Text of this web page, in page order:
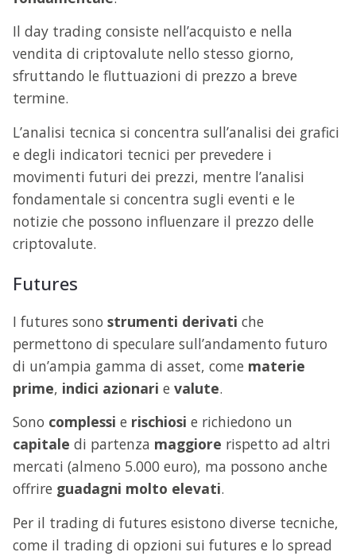
Il day trading consiste nell’acquisto e nella
vendita di criptovalute nello stesso giorno,
sfruttando le fluttuazioni di prezzo a breve
termine.
L’analisi tecnica si concentra sull’analisi dei grafici
e degli indicatori tecnici per prevedere i
movimenti futuri dei prezzi, mentre l’analisi
fondamentale si concentra sugli eventi e le
notizie che possono influenzare il prezzo delle
criptovalute.
Futures
I futures sono strumenti derivati che
permettono di speculare sull’andamento futuro
di un’ampia gamma di asset, come materie
prime, indici azionari e valute.
Sono complessi e rischiosi e richiedono un
capitale di partenza maggiore rispetto ad altri
mercati (almeno 5.000 euro), ma possono anche
offrire guadagni molto elevati.
Per il trading di futures esistono diverse tecniche,
come il trading di opzioni sui futures e lo spread